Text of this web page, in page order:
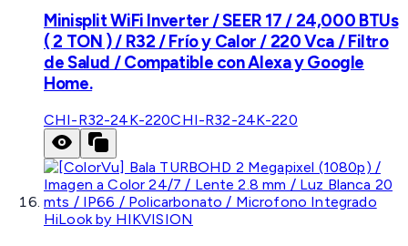
Minisplit WiFi Inverter / SEER 17 / 24,000 BTUs
( 2 TON ) / R32 / Frío y Calor / 220 Vca / Filtro
de Salud / Compatible con Alexa y Google
Home.
CHI-R32-24K-220CHI-R32-24K-220
HiLook by HIKVISION